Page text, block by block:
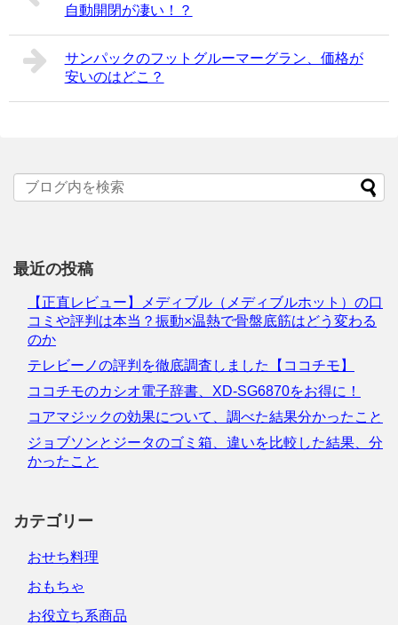
自動開閉が凄い！？
サンパックのフットグルーマーグラン、価格が
安いのはどこ？
最近の投稿
【正直レビュー】メディブル（メディブルホット）の口
コミや評判は本当？振動×温熱で骨盤底筋はどう変わる
のか
テレビーノの評判を徹底調査しました【ココチモ】
ココチモのカシオ電子辞書、XD-SG6870をお得に！
コアマジックの効果について、調べた結果分かったこと
ジョブソンとジータのゴミ箱、違いを比較した結果、分
かったこと
カテゴリー
おせち料理
おもちゃ
お役立ち系商品